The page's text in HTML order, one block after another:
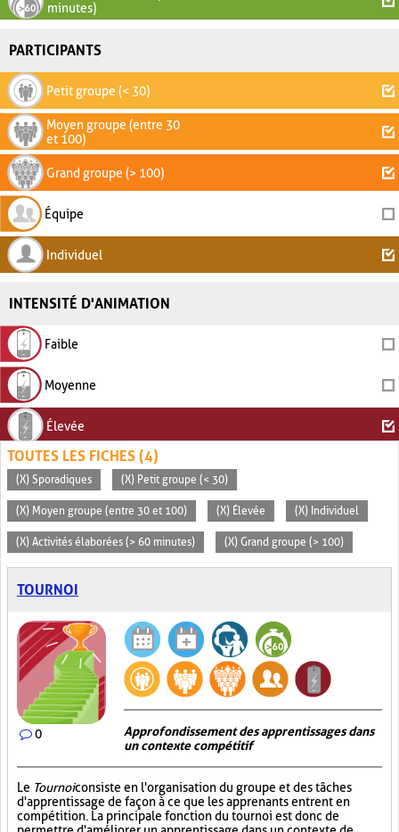
minutes)
PARTICIPANTS
Petit groupe (< 30)
Moyen groupe (entre 30
et 100)
Grand groupe (> 100)
Équipe
Individuel
INTENSITÉ D'ANIMATION
Faible
Moyenne
Élevée
TOUTES LES FICHES (4)
(X) Sporadiques (X) Petit groupe (< 30)
(X) Moyen groupe (entre 30 et 100) (X) Élevée (X) Individuel
(X) Activités élaborées (> 60 minutes) (X) Grand groupe (> 100)
TOURNOI
0
Approfondissement des apprentissages dans
un contexte compétitif
Le Tournoiconsiste en l'organisation du groupe et des tâches
d'apprentissage de façon à ce que les apprenants entrent en
compétition. La principale fonction du tournoi est donc de